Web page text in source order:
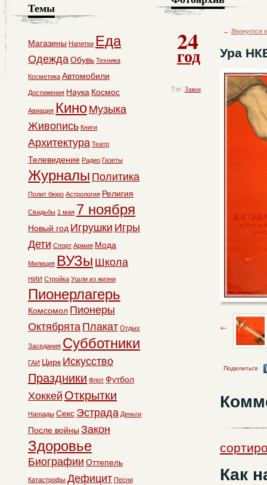
24
год
Тэг: Закон
← Вернутся
Ура
Поделиться
Как
Темы
Магазины Напитки Еда
ОдеждаОбувь Техника
Косметика Автомобили
Достижения Наука Космос
Авиация Кино Музыка
Живопись Книги
Архитектура Театр
Телевидение Радио Газеты
Журналы Политика
Полит бюро Астрология Религия
Свадьбы 1 мая 7 ноября
Новый год Игрушки Игры
Дети Спорт Армия Мода
Милиция ВУЗы Школа
НИИ Стройка Ушли из жизни
Пионерлагерь
Комсомол Пионеры
Октябрята Плакат Отдых
Заседания Субботники
ГАИ Цирк Искусство
Праздники Флот Футбол
Хоккей Открытки
Награды Секс Эстрада Деньги
После войны Закон
Здоровье
Биографии Оттепель
Катастрофы Дефицит Песни